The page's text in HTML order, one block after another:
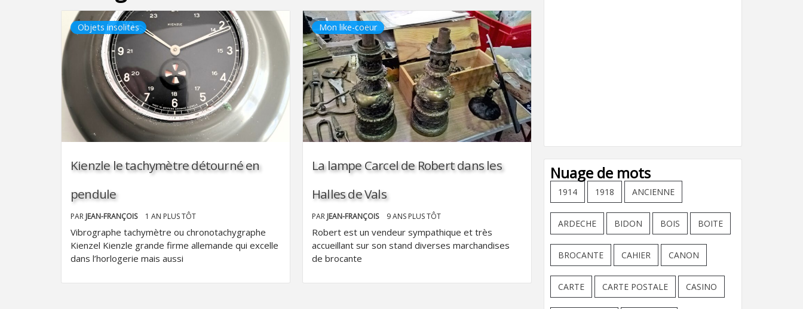
Objets insolites
Kienzle le tachymètre détourné en
pendule
PAR JEAN-FRANÇOIS 1 AN PLUS TÔT
Vibrographe tachymètre ou chronotachygraphe
Kienzel Kienzle grande firme allemande qui excelle
dans l’horlogerie mais aussi
Mon like-coeur
La lampe Carcel de Robert dans les
Halles de Vals
PAR JEAN-FRANÇOIS 9 ANS PLUS TÔT
Robert est un vendeur sympathique et très
accueillant sur son stand diverses marchandises
de brocante
Nuage de mots
1914 1918 ANCIENNE
ARDECHE BIDON BOIS BOITE
BROCANTE CAHIER CANON
CARTE CARTE POSTALE CASINO